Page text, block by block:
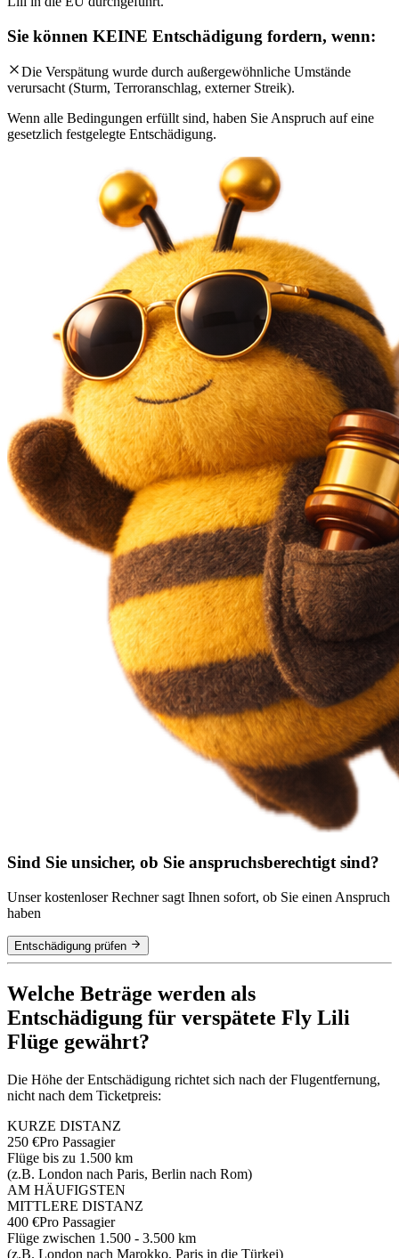
Sie können KEINE Entschädigung fordern, wenn:
Die Verspätung wurde durch außergewöhnliche Umstände
verursacht (Sturm, Terroranschlag, externer Streik).
Wenn alle Bedingungen erfüllt sind, haben Sie Anspruch auf eine
gesetzlich festgelegte Entschädigung.
Sind Sie unsicher, ob Sie anspruchsberechtigt sind?
Unser kostenloser Rechner sagt Ihnen sofort, ob Sie einen Anspruch
haben
Entschädigung prüfen
Welche Beträge werden als
Entschädigung für verspätete Fly Lili
Flüge gewährt?
Die Höhe der Entschädigung richtet sich nach der Flugentfernung,
nicht nach dem Ticketpreis:
KURZE DISTANZ
250 €Pro Passagier
Flüge bis zu 1.500 km
(z.B. London nach Paris, Berlin nach Rom)
AM HÄUFIGSTEN
MITTLERE DISTANZ
400 €Pro Passagier
Flüge zwischen 1.500 - 3.500 km
(z.B. London nach Marokko, Paris in die Türkei)